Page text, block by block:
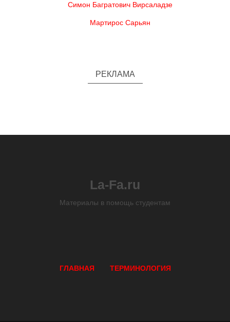
Симон Багратович Вирсаладзе
Мартирос Сарьян
РЕКЛАМА
La-Fa.ru
Материалы в помощь студентам
ГЛАВНАЯ ТЕРМИНОЛОГИЯ